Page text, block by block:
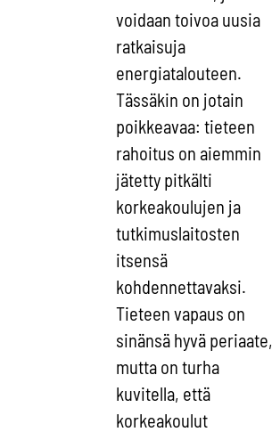
voidaan toivoa uusia
ratkaisuja
energiatalouteen.
Tässäkin on jotain
poikkeavaa: tieteen
rahoitus on aiemmin
jätetty pitkälti
korkeakoulujen ja
tutkimuslaitosten
itsensä
kohdennettavaksi.
Tieteen vapaus on
sinänsä hyvä periaate,
mutta on turha
kuvitella, että
korkeakoulut